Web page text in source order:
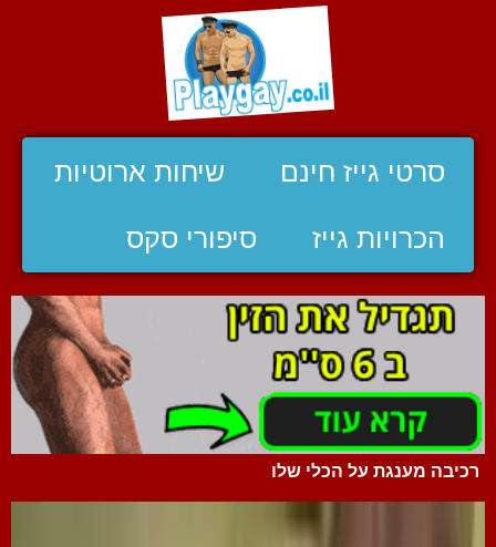
סרטי גייז חינם שיחות ארוטיות
הכרויות גייז סיפורי סקס
רכיבה מענגת על הכלי שלו